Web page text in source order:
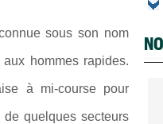
sous son nom
hommes rapides.
à mi-course pour
quelques secteurs